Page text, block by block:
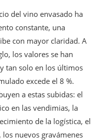
del vino envasado ha
constante, una
con mayor claridad. A
los valores se han
tan solo en los últimos
excede el 8 %.
a estas subidas: el
en las vendimias, la
de la logística, el
nuevos gravámenes